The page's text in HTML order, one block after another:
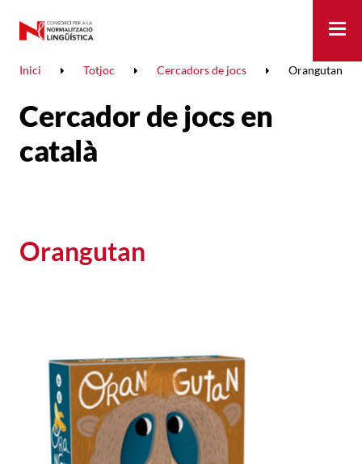
Inici Totjoc Cercadors de jocs Orangutan
Cercador de jocs en
català
Orangutan